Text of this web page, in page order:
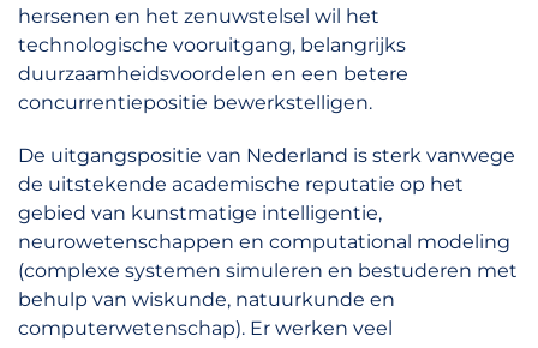
hersenen en het zenuwstelsel wil het
technologische vooruitgang, belangrijks
duurzaamheidsvoordelen en een betere
concurrentiepositie bewerkstelligen.
De uitgangspositie van Nederland is sterk vanwege
de uitstekende academische reputatie op het
gebied van kunstmatige intelligentie,
neurowetenschappen en computational modeling
(complexe systemen simuleren en bestuderen met
behulp van wiskunde, natuurkunde en
computerwetenschap). Er werken veel